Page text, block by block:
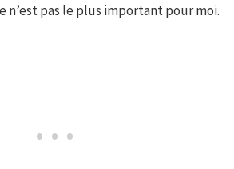
n’est pas le plus important pour moi.